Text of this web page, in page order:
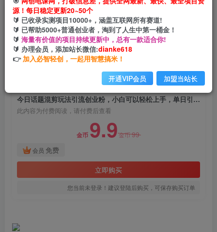
今日话题混剪玩法引流创业粉，小白可以轻松上
手，单日引流200+
网创电课网
2年前发布
1117 191
今日话题混剪玩法引流创业粉，小白可以轻松上手，单日引流200+
此内容为付费阅读，请付费后查看
金币 9.9金币99
会员 免费
立即购买
您当前未登录！建议登陆后购买，可保存购买订单
源！每日稳定更新20~50个
🔰 已收录实测项目10000+，涵盖互联网所有赛道!
🔰 已帮助5000+普通创业者，淘到了人生中第一桶金！
🔰 海量有价值的项目持续更新中，总有一款适合你!
🔰 办理会员，添加站长微信:dianke618
👉 加入必智轻创，一起用智慧搞米！
开通VIP会员 加盟当站长